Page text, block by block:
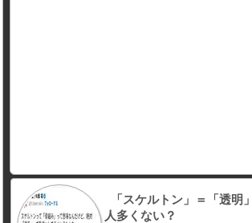
「スケルトン」＝「透明
人多くない？